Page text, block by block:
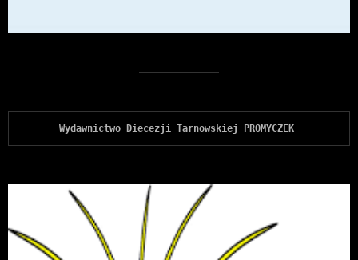
Wydawnictwo Diecezji Tarnowskiej PROMYCZEK